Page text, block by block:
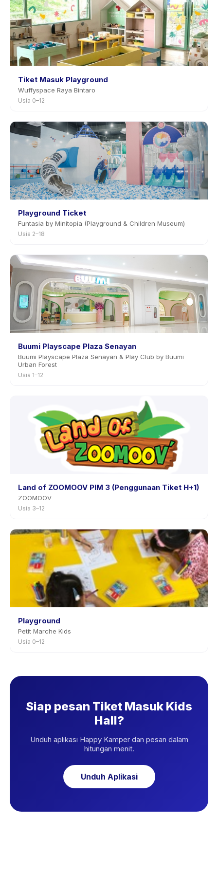
Tiket Masuk Playground
Wuffyspace Raya Bintaro
Usia 0–12
Playground Ticket
Funtasia by Minitopia (Playground & Children Museum)
Usia 2–18
Buumi Playscape Plaza Senayan
Buumi Playscape Plaza Senayan & Play Club by Buumi
Urban Forest
Usia 1–12
Land of ZOOMOOV PIM 3 (Penggunaan Tiket H+1)
ZOOMOOV
Usia 3–12
Playground
Petit Marche Kids
Usia 0–12
Siap pesan Tiket Masuk Kids
Hall?
Unduh aplikasi Happy Kamper dan pesan dalam
hitungan menit.
Unduh Aplikasi